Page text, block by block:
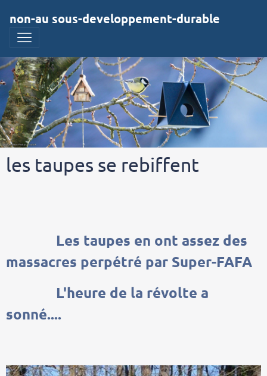
non-au sous-developpement-durable
les taupes se rebiffent
Les taupes en ont assez des
massacres perpétré par Super-FAFA
L'heure de la révolte a
sonné....